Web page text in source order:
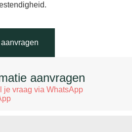
aanvragen
je vraag via WhatsApp